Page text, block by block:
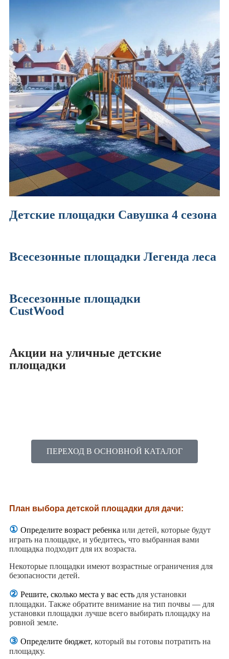
Детские площадки Савушка 4 сезона
Всесезонные площадки Легенда леса
Всесезонные площадки
CustWood
Акции на уличные детские
площадки
ПЕРЕХОД В ОСНОВНОЙ КАТАЛОГ
План выбора детской площадки для дачи:
① Определите возраст ребенка или детей, которые будут
играть на площадке, и убедитесь, что выбранная вами
площадка подходит для их возраста.
Некоторые площадки имеют возрастные ограничения для
безопасности детей.
② Решите, сколько места у вас есть для установки
площадки. Также обратите внимание на тип почвы — для
установки площадки лучше всего выбирать площадку на
ровной земле.
③ Определите бюджет, который вы готовы потратить на
площадку.